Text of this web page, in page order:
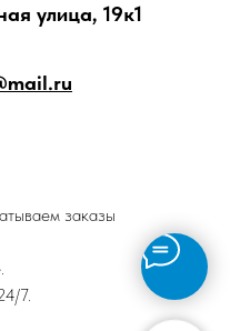
улица, 19к1
заказы
7.